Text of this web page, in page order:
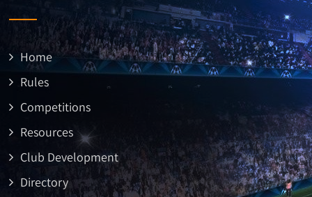
Home
Rules
Competitions
Resources
Club Development
Directory